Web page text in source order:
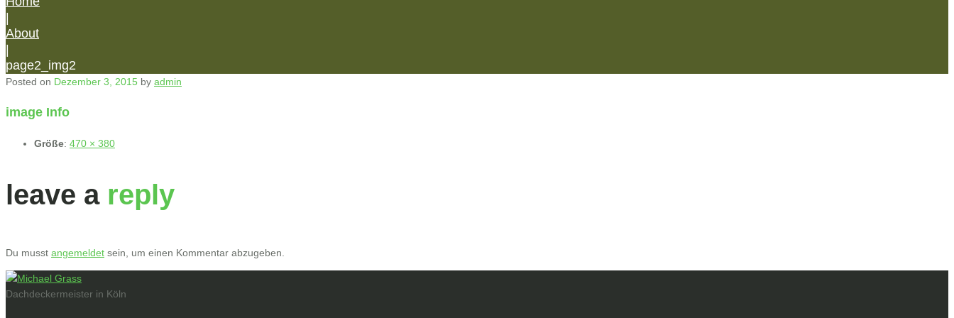
About
page2_img2
Posted on Dezember 3, 2015 by admin
image Info
Größe: 470 × 380
leave a reply
Du musst angemeldet sein, um einen Kommentar abzugeben.
Dachdeckermeister in Köln